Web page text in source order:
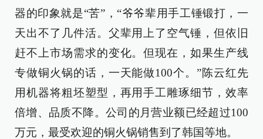
器的印象就是“苦”，“爷爷辈用手工锤锻打，一
天出不了几件活。父辈用上了空气锤，但依旧
赶不上市场需求的变化。但现在，如果生产线
专做铜火锅的话，一天能做100个。”陈云红先
用机器将粗坯塑型，再用手工雕琢细节，效率
倍增、品质不降。公司的月营业额已经超过100
万元，最受欢迎的铜火锅销售到了韩国等地。